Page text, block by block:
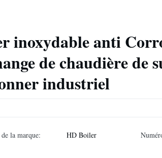
inoxydable anti
de chaudière de
industriel
la marque: HD Boiler